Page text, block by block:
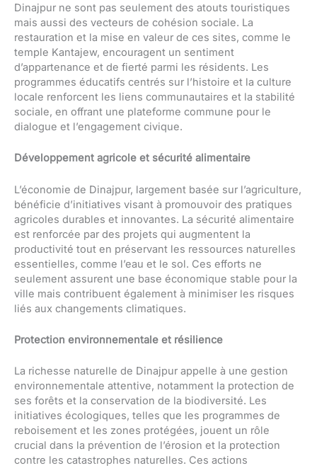
Dinajpur ne sont pas seulement des atouts touristiques
mais aussi des vecteurs de cohésion sociale. La
restauration et la mise en valeur de ces sites, comme le
temple Kantajew, encouragent un sentiment
d’appartenance et de fierté parmi les résidents. Les
programmes éducatifs centrés sur l’histoire et la culture
locale renforcent les liens communautaires et la stabilité
sociale, en offrant une plateforme commune pour le
dialogue et l’engagement civique.
Développement agricole et sécurité alimentaire
L’économie de Dinajpur, largement basée sur l’agriculture,
bénéficie d’initiatives visant à promouvoir des pratiques
agricoles durables et innovantes. La sécurité alimentaire
est renforcée par des projets qui augmentent la
productivité tout en préservant les ressources naturelles
essentielles, comme l’eau et le sol. Ces efforts ne
seulement assurent une base économique stable pour la
ville mais contribuent également à minimiser les risques
liés aux changements climatiques.
Protection environnementale et résilience
La richesse naturelle de Dinajpur appelle à une gestion
environnementale attentive, notamment la protection de
ses forêts et la conservation de la biodiversité. Les
initiatives écologiques, telles que les programmes de
reboisement et les zones protégées, jouent un rôle
crucial dans la prévention de l’érosion et la protection
contre les catastrophes naturelles. Ces actions